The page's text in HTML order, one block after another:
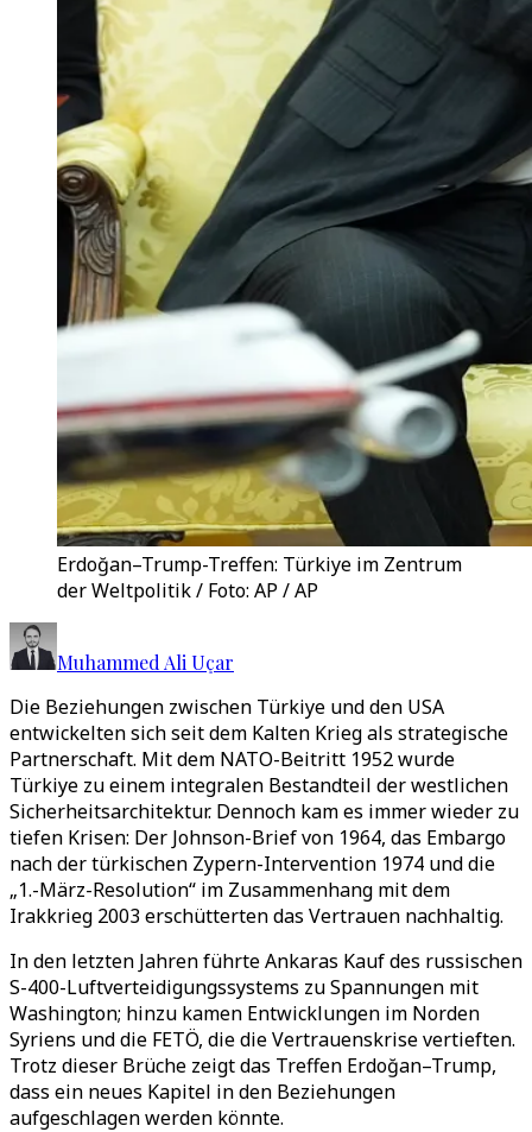
Erdoğan–Trump-Treffen: Türkiye im Zentrum
der Weltpolitik / Foto: AP / AP
Muhammed Ali Uçar
Die Beziehungen zwischen Türkiye und den USA
entwickelten sich seit dem Kalten Krieg als strategische
Partnerschaft. Mit dem NATO-Beitritt 1952 wurde
Türkiye zu einem integralen Bestandteil der westlichen
Sicherheitsarchitektur. Dennoch kam es immer wieder zu
tiefen Krisen: Der Johnson-Brief von 1964, das Embargo
nach der türkischen Zypern-Intervention 1974 und die
„1.-März-Resolution“ im Zusammenhang mit dem
Irakkrieg 2003 erschütterten das Vertrauen nachhaltig.
In den letzten Jahren führte Ankaras Kauf des russischen
S-400-Luftverteidigungssystems zu Spannungen mit
Washington; hinzu kamen Entwicklungen im Norden
Syriens und die FETÖ, die die Vertrauenskrise vertieften.
Trotz dieser Brüche zeigt das Treffen Erdoğan–Trump,
dass ein neues Kapitel in den Beziehungen
aufgeschlagen werden könnte.